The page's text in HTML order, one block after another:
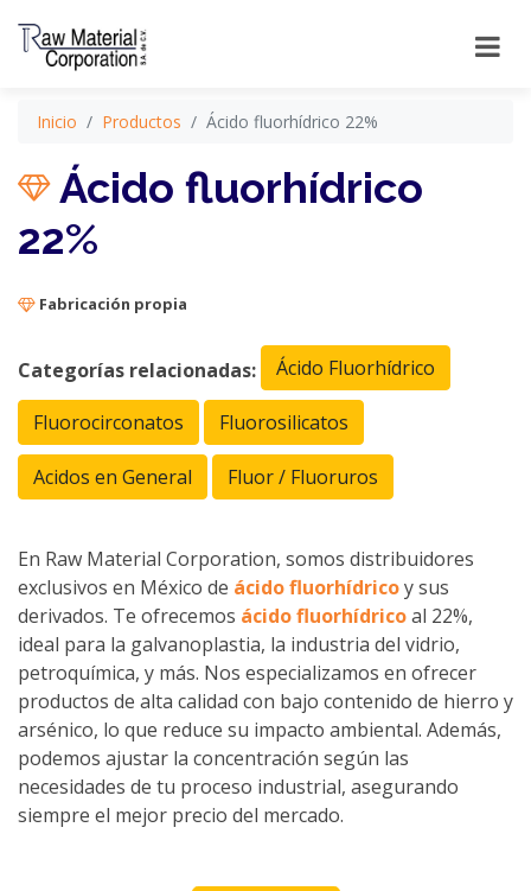
Inicio Productos Ácido fluorhídrico 22%
Ácido fluorhídrico
22%
Fabricación propia
Categorías relacionadas: Ácido Fluorhídrico
Fluorocirconatos Fluorosilicatos
Acidos en General Fluor / Fluoruros
En Raw Material Corporation, somos distribuidores
exclusivos en México de ácido fluorhídricoy sus
derivados. Te ofrecemos ácido fluorhídricoal 22%,
ideal para la galvanoplastia, la industria del vidrio,
petroquímica, y más. Nos especializamos en ofrecer
productos de alta calidad con bajo contenido de hierro y
arsénico, lo que reduce su impacto ambiental. Además,
podemos ajustar la concentración según las
necesidades de tu proceso industrial, asegurando
siempre el mejor precio del mercado.